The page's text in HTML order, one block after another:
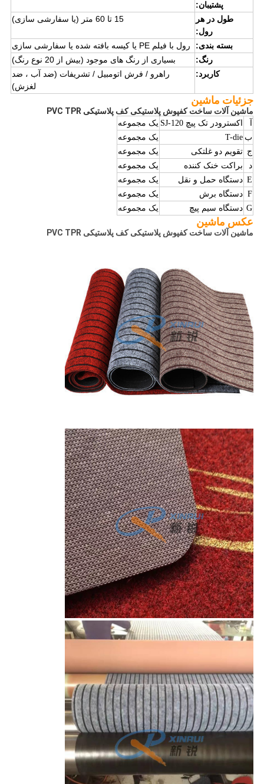
پشتیبان:
طول در هر
رول:
15 تا 60 متر (یا سفارشی سازی)
بسته بندی:
رول با فیلم PE یا کیسه بافته شده یا سفارشی سازی
رنگ:
بسیاری از رنگ های موجود (بیش از 20 نوع رنگ)
کاربرد:
راهرو / فرش اتومبیل / تشریفات (ضد آب ، ضد
لغزش)
جزئیات ماشین
ماشین آلات ساخت کفپوش پلاستیکی کف پلاستیکی PVC TPR
اکسترودر تک پیچ SJ-120
یک مجموعه
ب T-die
یک مجموعه
ج تقویم دو غلتکی
یک مجموعه
د
براکت خنک کننده
یک مجموعه
E دستگاه حمل و نقل
یک مجموعه
F دستگاه برش
یک مجموعه
G دستگاه سیم پیچ یک مجموعه
عکس ماشین
ماشین آلات ساخت کفپوش پلاستیکی کف پلاستیکی PVC TPR